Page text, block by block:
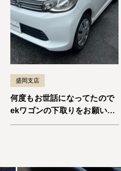
盛岡支店
何度もお世話になってたので
ekワゴンの下取りをお願いし
ました。納車までスムーズで